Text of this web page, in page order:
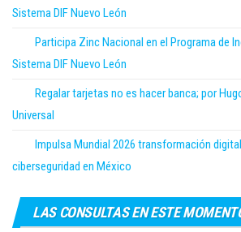
Sistema DIF Nuevo León
Participa Zinc Nacional en el Programa de
Sistema DIF Nuevo León
Regalar tarjetas no es hacer banca; por
Universal
Impulsa Mundial 2026 transformación
ciberseguridad en México
LAS CONSULTAS EN ESTE